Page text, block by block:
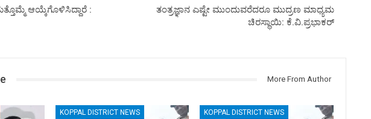
ಆಯ್ಕೆಗೊಳಿಸಿದ್ದಾರೆ :
ತಂತ್ರಜ್ಞಾನ ಎಷ್ಟೇ ಮುಂದುವರೆದರೂ ಮುದ್ರಣ ಮಾಧ್ಯಮ
ಚಿರಸ್ಥಾಯಿ: ಕೆ.ವಿ.ಪ್ರಭಾಕರ್
More From Author
KOPPAL DISTRICT NEWS KOPPAL DISTRICT NEWS